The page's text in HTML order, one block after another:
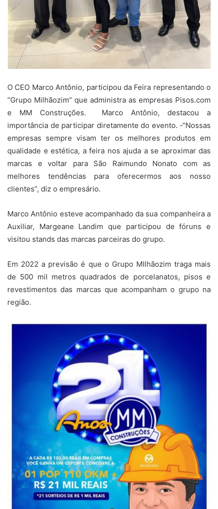
O CEO Marco Antônio, participou da Feira representando o
“Grupo Milhãozim” que administra as empresas Pisos.com
e MM Construções. Marco Antônio, destacou a
importância de participar diretamente do evento. -“Nossas
empresas sempre visam ter os melhores produtos em
qualidade e estética, a feira nos ajuda a se aproximar das
marcas e voltar para São Raimundo Nonato com as
melhores tendências para oferecermos aos nosso
clientes”, diz o empresário.
Marco Antônio esteve acompanhado da sua companheira a
Auxiliar, Margeane Landim que participou de fóruns e
visitou stands das marcas parceiras do grupo.
Em 2022 a previsão é que o Grupo MIlhãozim traga mais
de 500 mil metros quadrados de porcelanatos, pisos e
revestimentos das marcas que acompanham o grupo na
região.